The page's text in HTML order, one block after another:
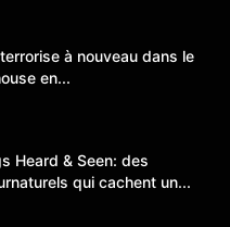
à nouveau dans le
en...
Heard & Seen: des
qui cachent un...